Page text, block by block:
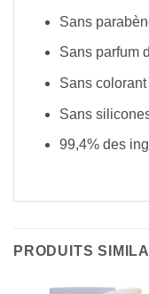
Sans
Sans parfum
Sans
Sans
99,4% des
PRODUITS